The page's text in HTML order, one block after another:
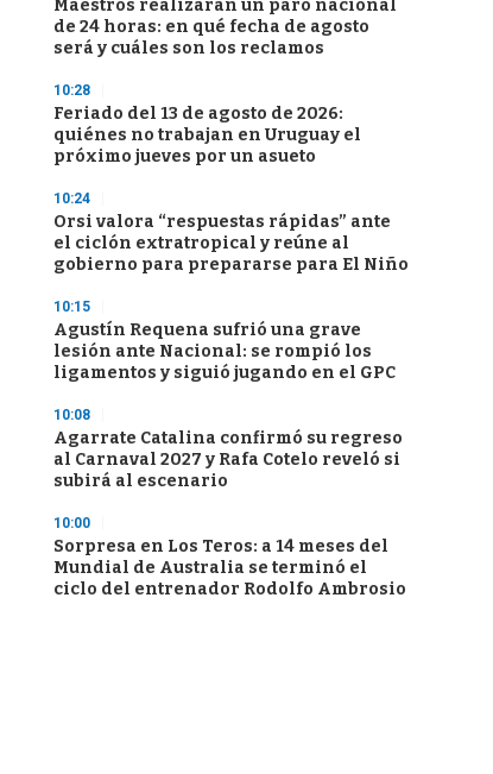
Maestros realizarán un paro nacional
de 24 horas: en qué fecha de agosto
será y cuáles son los reclamos
10:28
Feriado del 13 de agosto de 2026:
quiénes no trabajan en Uruguay el
próximo jueves por un asueto
10:24
Orsi valora “respuestas rápidas” ante
el ciclón extratropical y reúne al
gobierno para prepararse para El Niño
10:15
Agustín Requena sufrió una grave
lesión ante Nacional: se rompió los
ligamentos y siguió jugando en el GPC
10:08
Agarrate Catalina confirmó su regreso
al Carnaval 2027 y Rafa Cotelo reveló si
subirá al escenario
10:00
Sorpresa en Los Teros: a 14 meses del
Mundial de Australia se terminó el
ciclo del entrenador Rodolfo Ambrosio